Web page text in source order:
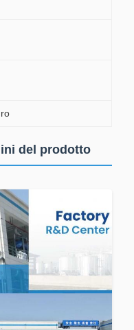
del prodotto